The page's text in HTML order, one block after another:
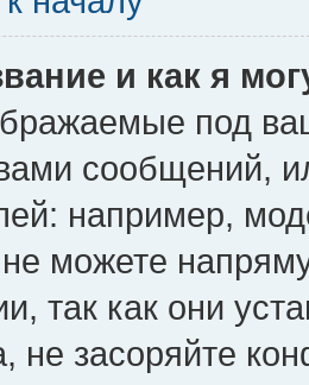
и как я
под
сообщений,
например,
можете
так как они
не засоряйте